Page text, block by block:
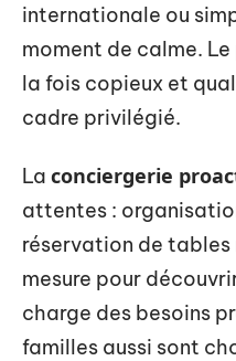
internationale ou
moment de calme. Le
la fois copieux et
cadre privilégié.
La conciergerie
attentes :
réservation de tables
mesure pour
charge des besoins
familles aussi sont